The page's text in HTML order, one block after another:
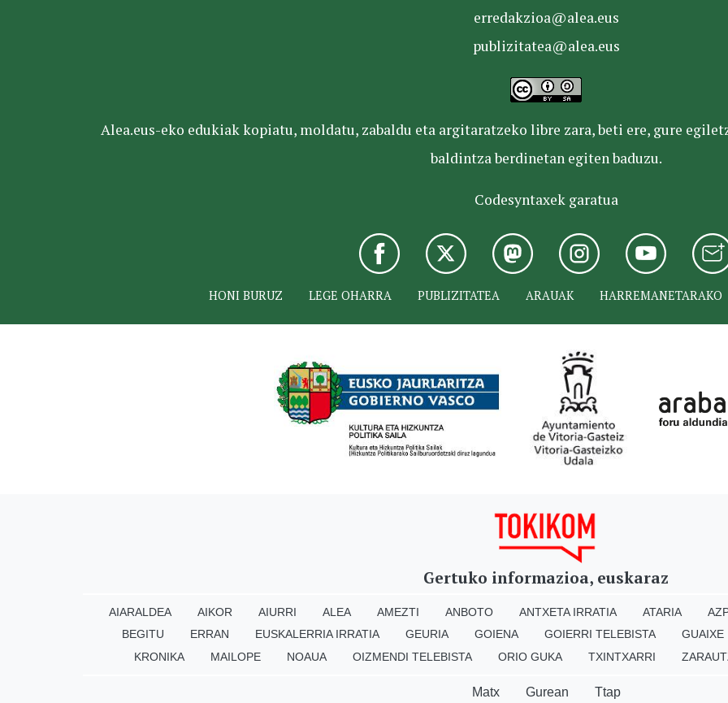
erredakzioa@alea.eus
publizitatea@alea.eus
Alea.eus-eko edukiak kopiatu, moldatu, zabaldu eta argitaratzeko libre zara, beti ere, gure
baldintza berdinetan egiten baduzu.
Codesyntaxek garatua
HONI BURUZ LEGE OHARRA PUBLIZITATEA ARAUAK HARREMANETARAKO
Gertuko informazioa, euskaraz
AIARALDEA AIKOR AIURRI ALEA AMEZTI ANBOTO ANTXETA IRRATIA ATARIA
BEGITU
ERRAN EUSKALERRIA IRRATIA GEURIA GOIENA GOIERRI TELEBISTA GUAIXE
KRONIKA
MAILOPE NOAUA OIZMENDI TELEBISTA ORIO GUKA TXINTXARRI
Matx Gurean Ttap